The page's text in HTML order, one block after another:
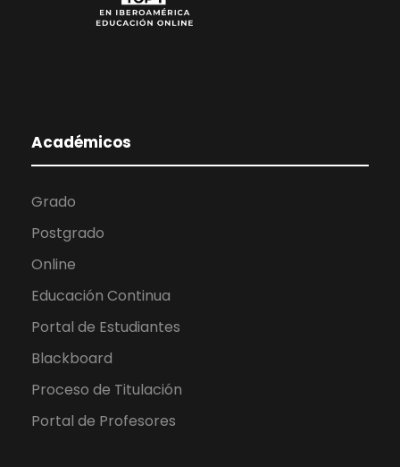
Académicos
Grado
Postgrado
Online
Educación Continua
Portal de Estudiantes
Blackboard
Proceso de Titulación
Portal de Profesores